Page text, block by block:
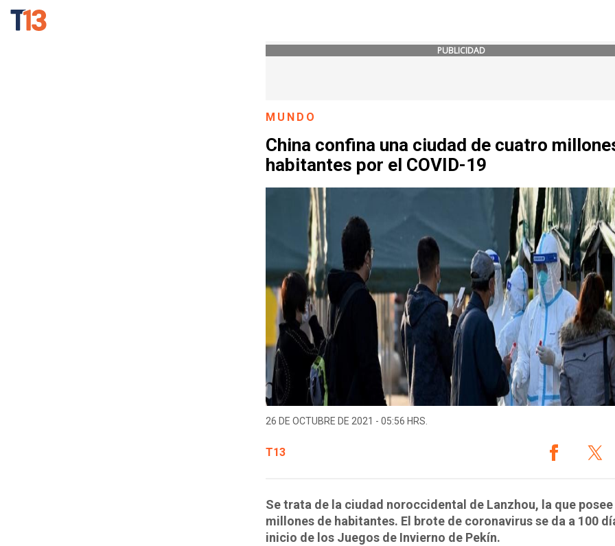
PUBLICIDAD
MUNDO
China confina una ciudad de cuatro
habitantes por el COVID-19
26 DE OCTUBRE DE 2021 - 05:56 HRS.
T13
Se trata de la ciudad noroccidental de Lanzhou, la que
millones de habitantes. El brote de coronavirus se da a 100
inicio de los Juegos de Invierno de Pekín.